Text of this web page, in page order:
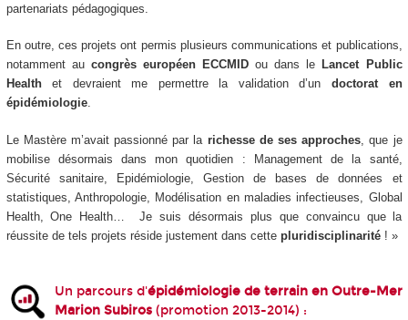
partenariats pédagogiques.
En outre, ces projets ont permis plusieurs communications et publications,
notamment au congrès européen ECCMIDou dans le Lancet Public
Healthet devraient me permettre la validation d’un doctorat en
épidémiologie.
Le Mastère m’avait passionné par la richesse de ses approches , que je
mobilise désormais dans mon quotidien : Management de la santé,
Sécurité sanitaire, Epidémiologie, Gestion de bases de données et
statistiques, Anthropologie, Modélisation en maladies infectieuses, Global
Health, One Health… Je suis désormais plus que convaincu que la
réussite de tels projets réside justement dans cette pluridisciplinarité ! »
Un parcours d'épidémiologie de terrain en Outre-Mer
Marion Subiros (promotion 2013-2014) :